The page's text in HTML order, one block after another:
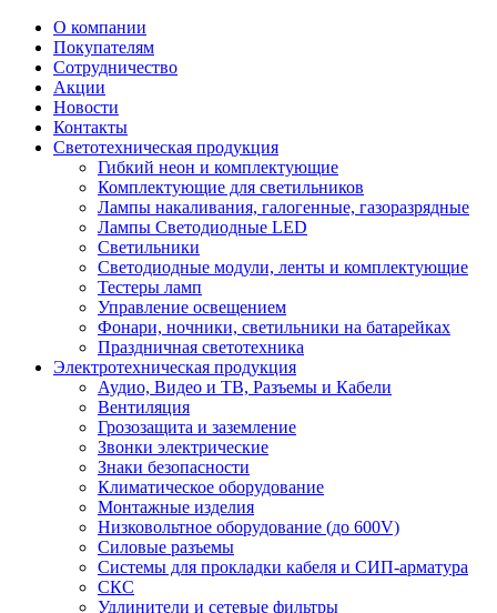
О компании
Покупателям
Сотрудничество
Акции
Новости
Контакты
Светотехническая продукция
Гибкий неон и комплектующие
Комплектующие для светильников
Лампы накаливания, галогенные, газоразрядные
Лампы Светодиодные LED
Светильники
Светодиодные модули, ленты и комплектующие
Тестеры ламп
Управление освещением
Фонари, ночники, светильники на батарейках
Праздничная светотехника
Электротехническая продукция
Аудио, Видео и ТВ, Разъемы и Кабели
Вентиляция
Грозозащита и заземление
Звонки электрические
Знаки безопасности
Климатическое оборудование
Монтажные изделия
Низковольтное оборудование (до 600V)
Силовые разъемы
Системы для прокладки кабеля и СИП-арматура
СКС
Удлинители и сетевые фильтры